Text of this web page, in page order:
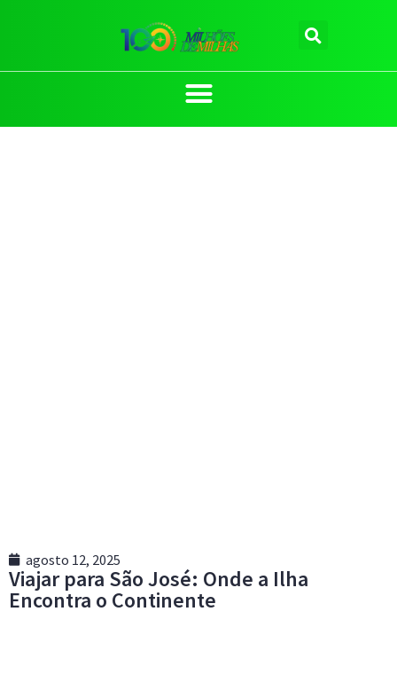
agosto 12, 2025
Viajar para São José: Onde a Ilha
Encontra o Continente